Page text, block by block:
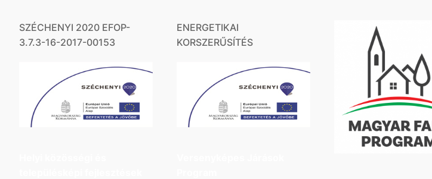
SZÉCHENYI 2020 EFOP-
3.7.3-16-2017-00153
ENERGETIKAI
KORSZERŰSÍTÉS